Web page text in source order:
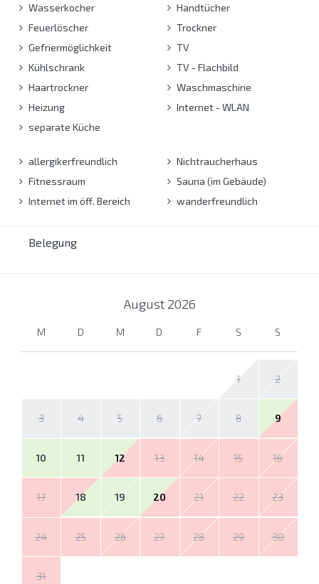
Wasserkocher
Feuerlöscher
Gefriermöglichkeit
Kühlschrank
Haartrockner
Heizung
separate Küche
Handtücher
Trockner
TV
TV - Flachbild
Waschmaschine
Internet - WLAN
allergikerfreundlich
Fitnessraum
Internet im öff. Bereich
Nichtraucherhaus
Sauna (im Gebäude)
wanderfreundlich
Belegung
August 2026
M D M D F S S
1 2
3 4 5 6 7 8 9
10 11 12 13 14 15 16
17 18 19 20 21 22 23
24 25 26 27 28 29 30
31